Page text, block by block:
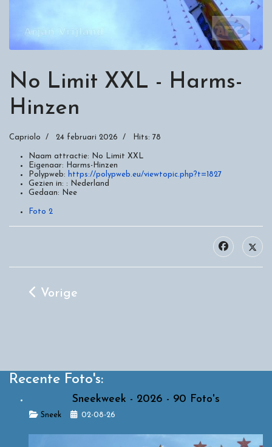
No Limit XXL - Harms-
Hinzen
Capriolo 24 februari 2026 Hits: 78
Naam attractie:
No Limit XXL
Eigenaar:
Harms-Hinzen
Polypweb: https://polypweb.eu/viewtopic.php?t=1827
Gezien in: :
Nederland
Gedaan:
Nee
Foto 2
Vorig Artikel: Maximum - Profit
Vorige
Recente Foto's:
Sneekweek - 2026 - 90 Foto's
Details
Sneek 02-08-26